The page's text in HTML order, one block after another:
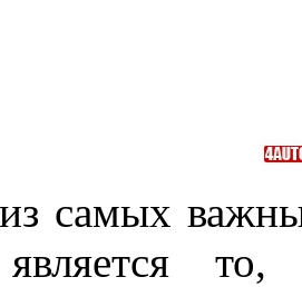
самых
то,